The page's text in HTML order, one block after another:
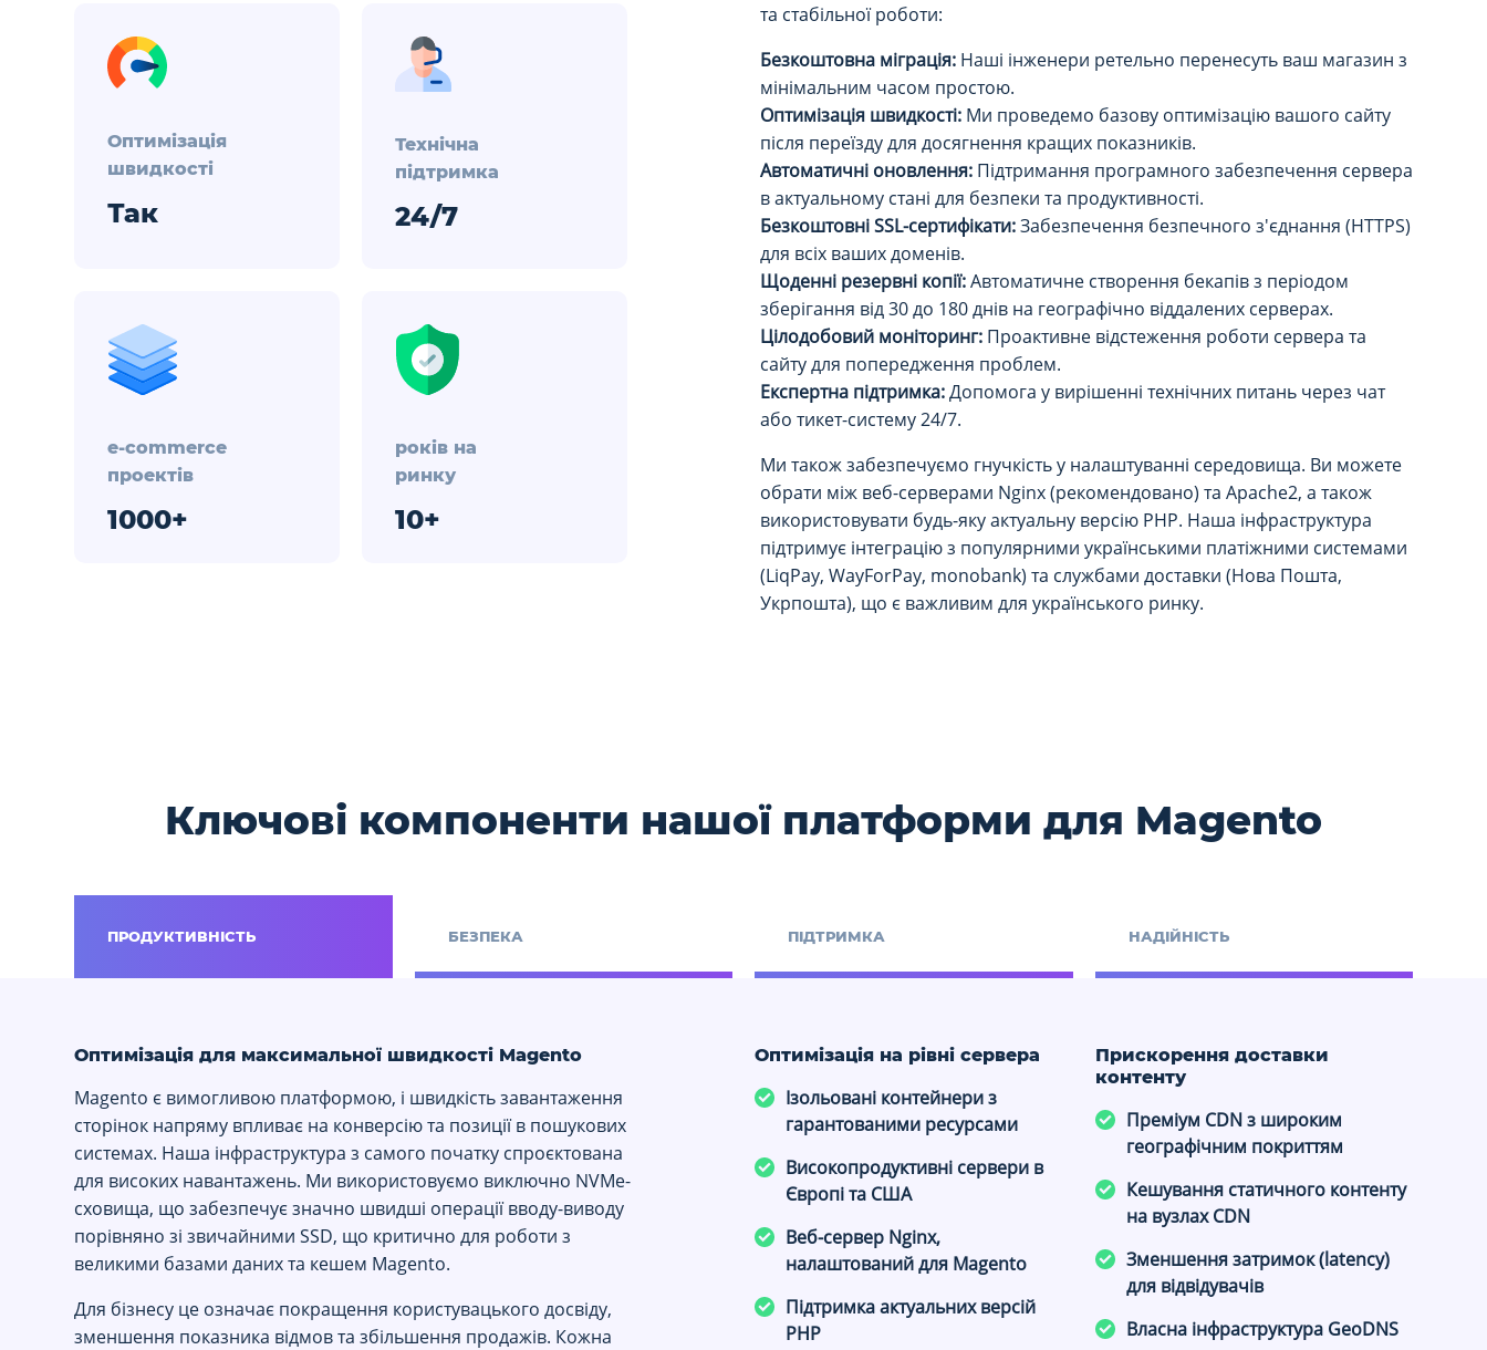
та стабільної роботи:
Безкоштовна міграція: Наші інженери ретельно перенесуть ваш магазин з
мінімальним часом простою.
Оптимізація швидкості: Ми проведемо базову оптимізацію вашого сайту
після переїзду для досягнення кращих показників.
Автоматичні оновлення: Підтримання програмного забезпечення сервера
в актуальному стані для безпеки та продуктивності.
Безкоштовні SSL-сертифікати:Забезпечення безпечного з'єднання (HTTPS)
для всіх ваших доменів.
Щоденні резервні копії:Автоматичне створення бекапів з періодом
зберігання від 30 до 180 днів на географічно віддалених серверах.
Цілодобовий моніторинг: Проактивне відстеження роботи сервера та
сайту для попередження проблем.
Експертна підтримка:Допомога у вирішенні технічних питань через чат
або тикет-систему 24/7.
Ми також забезпечуємо гнучкість у налаштуванні середовища. Ви можете
обрати між веб-серверами Nginx (рекомендовано) та Apache2, а також
використовувати будь-яку актуальну версію PHP. Наша інфраструктура
підтримує інтеграцію з популярними українськими платіжними системами
(LiqPay, WayForPay, monobank) та службами доставки (Нова Пошта,
Укрпошта), що є важливим для українського ринку.
Оптимізація
швидкості
Так
Технічна
підтримка
24/7
e-commerce
проектів
1000+
років на
ринку
10+
Ключові компоненти нашої платформи для Magento
ПРОДУКТИВНІСТЬ БЕЗПЕКА ПІДТРИМКА НАДІЙНІСТЬ
Оптимізація для максимальної швидкості Magento
Magento є вимогливою платформою, і швидкість завантаження
сторінок напряму впливає на конверсію та позиції в пошукових
системах. Наша інфраструктура з самого початку спроєктована
для високих навантажень. Ми використовуємо виключно NVMe-
сховища, що забезпечує значно швидші операції вводу-виводу
порівняно зі звичайними SSD, що критично для роботи з
великими базами даних та кешем Magento.
Для бізнесу це означає покращення користувацького досвіду,
зменшення показника відмов та збільшення продажів. Кожна
Оптимізація на рівні сервера
Ізольовані контейнери з
гарантованими ресурсами
Високопродуктивні сервери в
Європі та США
Веб-сервер Nginx,
налаштований для Magento
Підтримка актуальних версій
PHP
Прискорення доставки
контенту
Преміум CDN з широким
географічним покриттям
Кешування статичного контенту
на вузлах CDN
Зменшення затримок (latency)
для відвідувачів
Власна інфраструктура GeoDNS